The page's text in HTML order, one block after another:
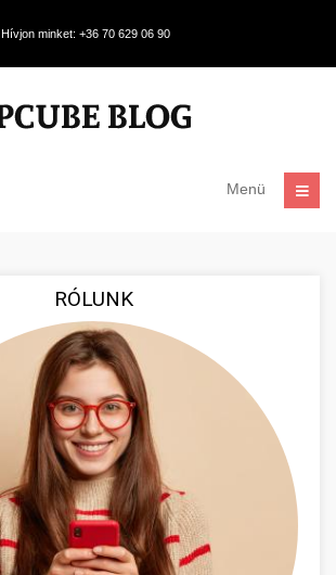
Hívjon minket: +36 70 629 06 90
Menü
RÓLUNK